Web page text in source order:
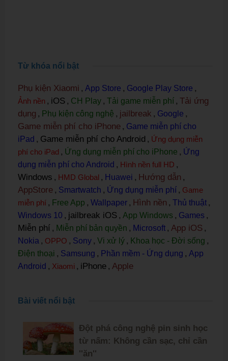
Từ khóa nổi bật
Phụ kiện Xiaomi , App Store , Google Play Store ,
Ảnh nền , iOS , CH Play , Tải game miễn phí , Tải ứng
dụng , Phụ kiện công nghệ , jailbreak , Google ,
Game miễn phí cho iPhone , Game miễn phí cho
iPad , Game miễn phí cho Android , Ứng dụng miễn
phí cho iPad , Ứng dụng miễn phí cho iPhone , Ứng
dụng miễn phí cho Android , Hình nền full HD ,
Windows , HMD Global , Huawei , Hướng dẫn ,
AppStore , Smartwatch , Ứng dụng miễn phí , Game
miễn phí , Free App , Wallpaper , Hình nền , Thủ thuật ,
Windows 10 , jailbreak iOS , App Windows , Games ,
Miễn phí , Miễn phí bản quyền , Microsoft , App iOS ,
Nokia , OPPO , Sony , Vi xử lý , Khoa học - Đời sống ,
Điện thoại , Samsung , Phần mềm - Ứng dụng , App
Android , Xiaomi , iPhone , Apple
Bài viết nổi bật
Đột phá công nghệ pin sinh học
từ nấm: Không cần sạc, chỉ cần
''ăn''